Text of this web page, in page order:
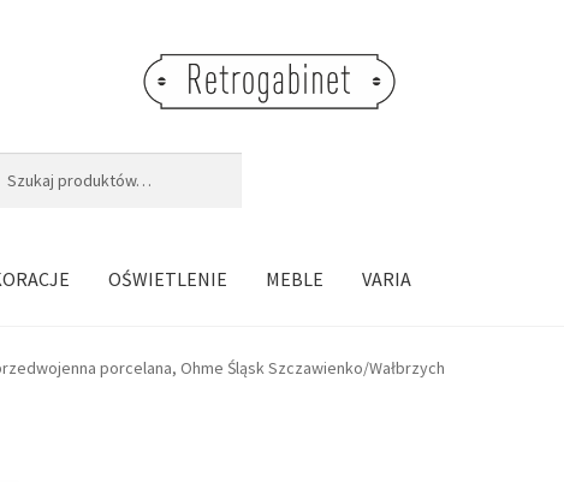
OŚWIETLENIE MEBLE VARIA
porcelana, Ohme Śląsk Szczawienko/Wałbrzych